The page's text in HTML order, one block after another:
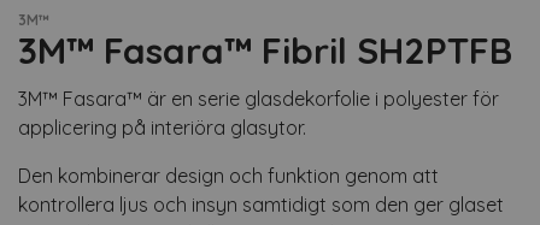
3M™
3M™ Fasara™ Fibril SH2PTFB
3M™ Fasara™ är en serie glasdekorfolie i polyester för
applicering på interiöra glasytor.
Den kombinerar design och funktion genom att
kontrollera ljus och insyn samtidigt som den ger glaset